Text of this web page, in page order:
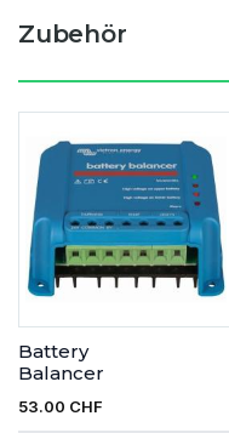
Zubehör
Battery
Balancer
53.00 CHF